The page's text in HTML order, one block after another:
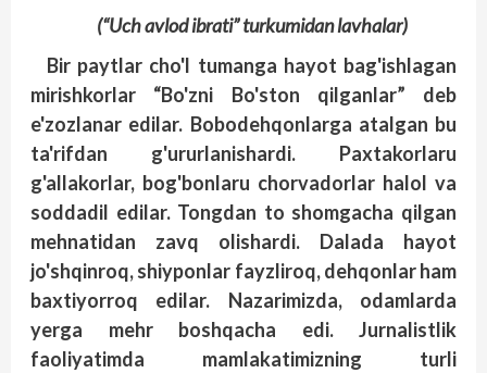
(“Uch avlod ibrati” turkumidan lavhalar)
Bir paytlar cho'l tumanga hayot bag'ishlagan
mirishkorlar “Bo'zni Bo'ston qilganlar” deb
e'zozlanar edilar. Bobodehqonlarga atalgan bu
ta'rifdan g'ururlanishardi. Paxtakorlaru
g'allakorlar, bog'bonlaru chorvadorlar halol va
soddadil edilar. Tongdan to shomgacha qilgan
mehnatidan zavq olishardi. Dalada hayot
jo'shqinroq, shiyponlar fayzliroq, dehqonlar ham
baxtiyorroq edilar. Nazarimizda, odamlarda
yerga mehr boshqacha edi. Jurnalistlik
faoliyatimda mamlakatimizning turli